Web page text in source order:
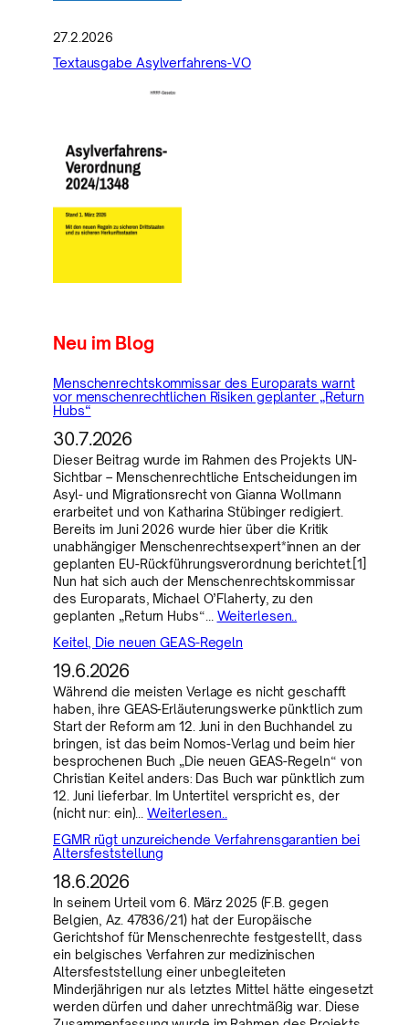
27.2.2026
Textausgabe Asylverfahrens-VO
Neu im Blog
Menschenrechtskommissar des Europarats warnt
vor menschenrechtlichen Risiken geplanter „Return
Hubs“
30.7.2026
Dieser Beitrag wurde im Rahmen des Projekts UN-
Sichtbar – Menschenrechtliche Entscheidungen im
Asyl- und Migrationsrecht von Gianna Wollmann
erarbeitet und von Katharina Stübinger redigiert.
Bereits im Juni 2026 wurde hier über die Kritik
unabhängiger Menschenrechtsexpert*innen an der
geplanten EU-Rückführungsverordnung berichtet.[1]
Nun hat sich auch der Menschenrechtskommissar
des Europarats, Michael O’Flaherty, zu den
geplanten „Return Hubs“… Weiterlesen..
Keitel, Die neuen GEAS-Regeln
19.6.2026
Während die meisten Verlage es nicht geschafft
haben, ihre GEAS-Erläuterungswerke pünktlich zum
Start der Reform am 12. Juni in den Buchhandel zu
bringen, ist das beim Nomos-Verlag und beim hier
besprochenen Buch „Die neuen GEAS-Regeln“ von
Christian Keitel anders: Das Buch war pünktlich zum
12. Juni lieferbar. Im Untertitel verspricht es, der
(nicht nur: ein)…Weiterlesen..
EGMR rügt unzureichende Verfahrensgarantien bei
Altersfeststellung
18.6.2026
In seinem Urteil vom 6. März 2025 (F.B. gegen
Belgien, Az. 47836/21) hat der Europäische
Gerichtshof für Menschenrechte festgestellt, dass
ein belgisches Verfahren zur medizinischen
Altersfeststellung einer unbegleiteten
Minderjährigen nur als letztes Mittel hätte eingesetzt
werden dürfen und daher unrechtmäßig war. Diese